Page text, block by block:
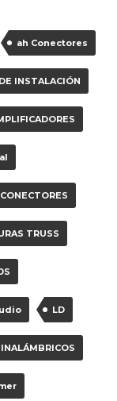
ah Conectores
INSTALACIÓN
CONECTORES
TRUSS
LD